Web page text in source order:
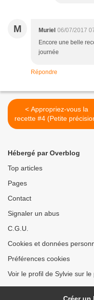
M Muriel 06/07/2017
Encore une belle
journée
Répondre
< Appropriez-vous la
recette #4 (Petite
Hébergé par Overblog
Top articles
Pages
Contact
Signaler un abus
C.G.U.
Cookies et données
Préférences cookies
Voir le profil de Sylvie sur